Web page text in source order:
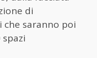
di
che saranno poi